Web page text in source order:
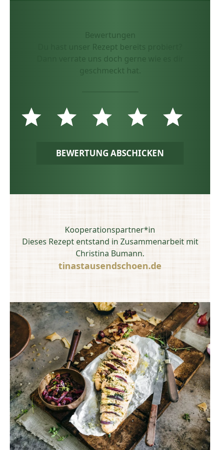
Bewertungen
Du hast unser Rezept bereits probiert?
Dann verrate uns doch gerne wie es dir
geschmeckt hat.
BEWERTUNG ABSCHICKEN
Kooperationspartner*in
Dieses Rezept entstand in Zusammenarbeit mit
Christina Bumann.
tinastausendschoen.de